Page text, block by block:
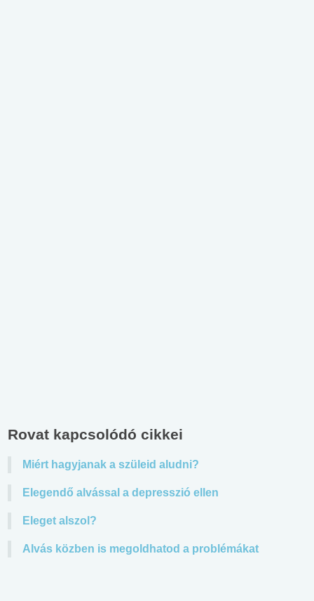
Rovat kapcsolódó cikkei
Miért hagyjanak a szüleid aludni?
Elegendő alvással a depresszió ellen
Eleget alszol?
Alvás közben is megoldhatod a problémákat